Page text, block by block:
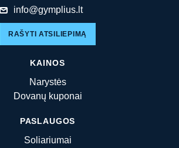
info@gymplius.lt
RAŠYTI ATSILIEPIMĄ
KAINOS
Narystės
Dovanų kuponai
PASLAUGOS
Soliariumai